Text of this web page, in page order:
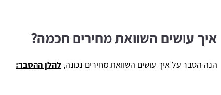
איך עושים השוואת מחירים חכמה?
​הנה הסבר על איך עושים השוואת מחירים נכונה, להלן ההסבר: